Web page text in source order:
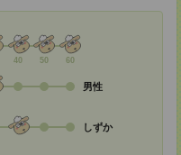
40 50 60
男性
しずか